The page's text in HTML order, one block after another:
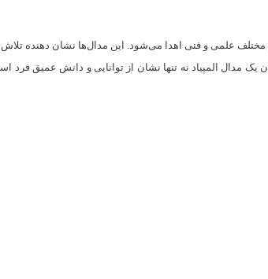
علمی و فنی اهدا می‌شود. این مدال‌ها نشان دهنده
المپیاد نه تنها نشان از توانایی و دانش عمیق